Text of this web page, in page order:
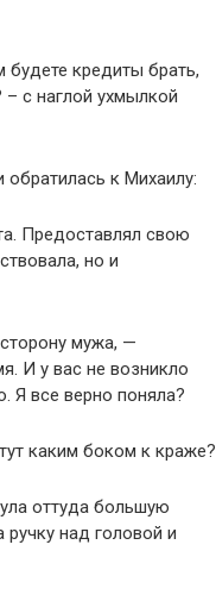
кредиты брать,
с наглой ухмылкой
обратилась к Михаилу:
Предоставлял свою
но и
мужа, —
И у вас не возникло
Я все верно поняла?
каким боком к краже?
оттуда большую
ручку над головой и